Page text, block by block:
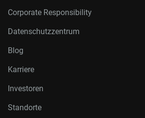
Corporate Responsibility
Datenschutzzentrum
Blog
Karriere
Investoren
Standorte